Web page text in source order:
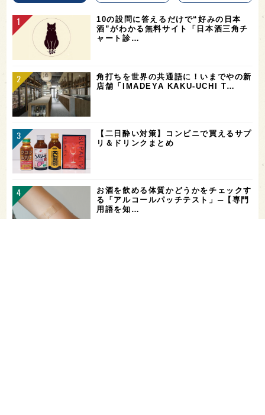
10の設問に答えるだけで“好みの日本
酒”がわかる無料サイト「日本酒三角チ
ャート診…
角打ちを世界の共通語に！いまでやの新
店舗「IMADEYA KAKU-UCHI T…
【二日酔い対策】コンビニで買えるサプ
リ＆ドリンクまとめ
お酒を飲める体質かどうかをチェックす
る「アルコールパッチテスト」─【専門
用語を知…